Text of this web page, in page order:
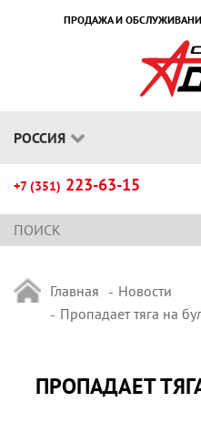
ПРОДАЖА И
РОССИЯ
+7 (351) 223-63-15
Главная
Новости
Пропадает тяга на
ПРОПАДАЕТ